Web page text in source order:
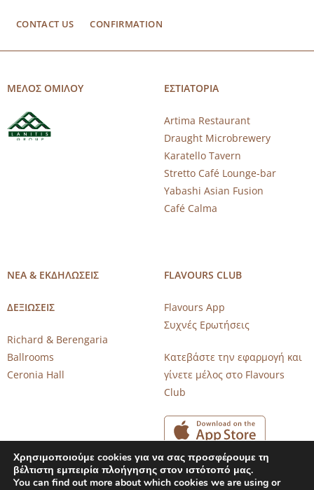
CONTACT US CONFIRMATION
ΜΕΛΟΣ ΟΜΙΛΟΥ ΕΣΤΙΑΤΟΡΙΑ
Artima Restaurant
Draught Microbrewery
Karatello Tavern
Stretto Café Lounge-bar
Yabashi Asian Fusion
Café Calma
ΝΕΑ & ΕΚΔΗΛΩΣΕΙΣ
ΔΕΞΙΩΣΕΙΣ
Richard & Berengaria
Ballrooms
Ceronia Hall
FLAVOURS CLUB
Flavours App
Συχνές Ερωτήσεις
Κατεβάστε την εφαρμογή και
γίνετε μέλος στο Flavours
Club
Χρησιμοποιούμε cookies για να σας προσφέρουμε τη
βέλτιστη εμπειρία πλοήγησης στον ιστότοπό μας.
You can find out more about which cookies we are using or